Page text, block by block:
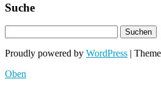
Suche
Proudly powered by WordPress |
Oben